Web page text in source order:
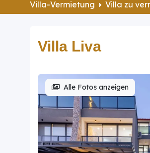
Villa-Vermietung Villa zu
Villa Liva
Alle Fotos anzeigen